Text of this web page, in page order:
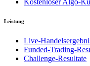
Leistung
Live-
Funded-Trading-
Challenge-Resultate